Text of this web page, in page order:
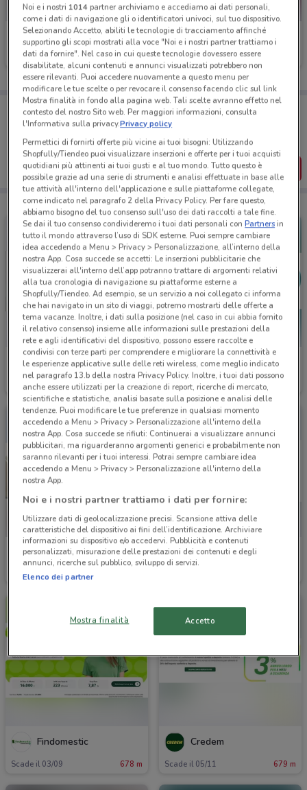
Alleanza Assicurazioni
Scade il 31/12 214 m
Compass
Scade il 31/01
Porta DoveConviene sempre con te!
Puoi trovare le migliori offerte dei negozi vicino a te,
salvarle e creare la tua lista del risparmio, comodamente
dal tuo cellulare.
SCARICA L’APP
Banco BPM
Scade il 23/09 552 m
Poste Italiane
Scade il 06/10
Credito Valtellinese
Scade il 31/12
Agos Ducato
Findomestic
Scade il 03/09 678 m
Credem
Scade il 05/11 679 m
Noi e i nostri 1014partner archiviamo e accediamo ai dati personali,
come i dati di navigazione gli o identificatori univoci, sul tuo dispositivo.
Selezionando Accetto, abiliti le tecnologie di tracciamento affinché
supportino gli scopi mostrati alla voce "Noi e i nostri partner trattiamo i
dati da fornire". Nel caso in cui queste tecnologie dovessero essere
disabilitate, alcuni contenuti e annunci visualizzati potrebbero non
essere rilevanti. Puoi accedere nuovamente a questo menu per
modificare le tue scelte o per revocare il consenso facendo clic sul link
Mostra finalità in fondo alla pagina web. Tali scelte avranno effetto nel
contesto del nostro Sito web. Per maggiori informazioni, consulta
l'Informativa sulla privacy.Privacy policy
Permettici di fornirti offerte più vicine ai tuoi bisogni: Utilizzando
Shopfully/Tiendeo puoi visualizzare inserzioni e offerte per i tuoi acquisti
quotidiani più attinenti ai tuoi gusti e al tuo mondo. Tutto questo è
possibile grazie ad una serie di strumenti e analisi effettuate in base alle
tue attività all'interno dell'applicazione e sulle piattaforme collegate,
come indicato nel paragrafo 2 della Privacy Policy. Per fare questo,
abbiamo bisogno del tuo consenso sull'uso dei dati raccolti a tale fine.
Se dai il tuo consenso condivideremo i tuoi dati personali conPartnersin
tutto il mondo attraverso l’uso di SDK esterne. Puoi sempre cambiare
idea accedendo a Menu > Privacy > Personalizzazione, all’interno della
nostra App. Cosa succede se accetti: Le inserzioni pubblicitarie che
visualizzerai all'interno dell’app potranno trattare di argomenti relativi
alla tua cronologia di navigazione su piattaforme esterne a
Shopfully/Tiendeo. Ad esempio, se un servizio a noi collegato ci informa
che hai navigato in un sito di viaggi, potremo mostrarti delle offerte a
tema vacanze. Inoltre, i dati sulla posizione (nel caso in cui abbia fornito
il relativo consenso) insieme alle informazioni sulle prestazioni della
rete e agli identificativi del dispositivo, possono essere raccolte e
condivisi con terze parti per comprendere e migliorare la connettività e
le esperienze applicative sulle delle reti wireless, come meglio indicato
nel paragrafo 13.b della nostra Privacy Policy. Inoltre, i tuoi dati possono
anche essere utilizzati per la creazione di report, ricerche di mercato,
scientifiche e statistiche, analisi basate sulla posizione e analisi delle
tendenze. Puoi modificare le tue preferenze in qualsiasi momento
accedendo a Menu > Privacy > Personalizzazione all'interno della
nostra App. Cosa succede se rifiuti: Continuerai a visualizzare annunci
pubblicitari, ma riguarderanno argomenti generici e probabilmente non
saranno rilevanti per i tuoi interessi. Potrai sempre cambiare idea
accedendo a Menu > Privacy > Personalizzazione all'interno della
nostra App.
Noi e i nostri partner trattiamo i dati per fornire:
Utilizzare dati di geolocalizzazione precisi. Scansione attiva delle
caratteristiche del dispositivo ai fini dell’identificazione. Archiviare
informazioni su dispositivo e/o accedervi. Pubblicità e contenuti
personalizzati, misurazione delle prestazioni dei contenuti e degli
annunci, ricerche sul pubblico, sviluppo di servizi.
Elenco dei partner
Mostra finalità Accetto